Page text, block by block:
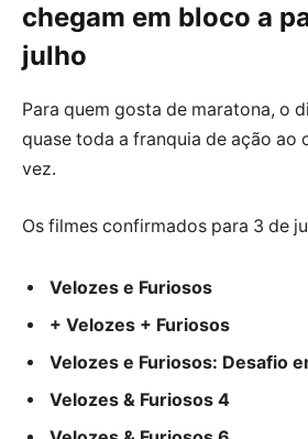
chegam em bloco a
julho
Para quem gosta de maratona, o
quase toda a franquia de ação ao
vez.
Os filmes confirmados para 3 de
Velozes e Furiosos
+ Velozes + Furiosos
Velozes e Furiosos: Desafio
Velozes & Furiosos 4